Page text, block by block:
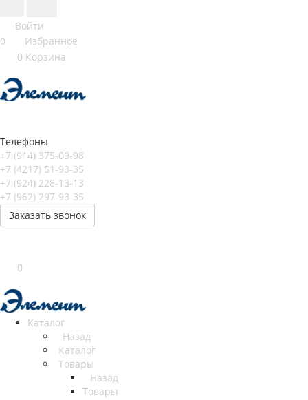
Войти
0
Избранное
0 Корзина
Телефоны
+7 (914) 375-09-98
+7 (4217) 51-93-35
+7 (924) 228-13-13
+7 (962) 297-93-35
Заказать звонок
0
Каталог
Назад
Каталог
Товары
Назад
Товары